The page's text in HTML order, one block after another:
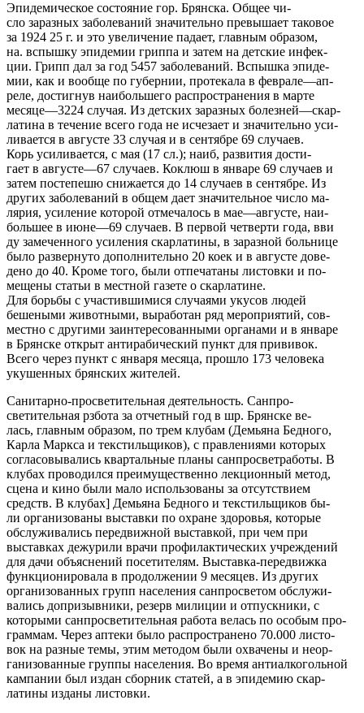
Эпидемическое состояние гор. Брянска. Общее чи-
сло заразных заболеваний значительно превышает таковое
за 1924 25 г. и это увеличение падает, главным образом,
на. вспышку эпидемии гриппа и затем на детские инфек-
ции. Грипп дал за год 5457 заболеваний. Вспышка эпиде-
мии, как и вообще по губернии, протекала в феврале—ап-
реле, достигнув наибольшего распространения в марте
месяце—3224 случая. Из детских заразных болезней—скар-
латина в течение всего года не исчезает и значительно уси-
ливается в августе 33 случая и в сентябре 69 случаев.
Корь усиливается, с мая (17 сл.); наиб, развития дости-
гает в августе—67 случаев. Коклюш в январе 69 случаев и
затем постепешю снижается до 14 случаев в сентябре. Из
других заболеваний в общем дает значительное число ма-
лярия, усиление которой отмечалось в мае—августе, наи-
большее в июне—69 случаев. В первой четверти года, вви
ду замеченного усиления скарлатины, в заразной больнице
было развернуто дополнительно 20 коек и в августе дове-
дено до 40. Кроме того, были отпечатаны листовки и по-
мещены статьи в местной газете о скарлатине.
Для борьбы с участившимися случаями укусов людей
бешеными животными, выработан ряд мероприятий, сов-
местно с другими заинтересованными органами и в январе
в Брянске открыт антирабический пункт для прививок.
Всего через пункт с января месяца, прошло 173 человека
укушенных брянских жителей.
Санитарно-просветительная деятельность. Санпро-
светительная рзбота за отчетный год в шр. Брянске ве-
лась, главным образом, по трем клубам (Демьяна Бедного,
Карла Маркса и текстильщиков), с правлениями которых
согласовывались квартальные планы санпросветработы. В
клубах проводился преимущественно лекционный метод,
сцена и кино были мало использованы за отсутствием
средств. В клубах] Демьяна Бедного и текстильщиков бы-
ли организованы выставки по охране здоровья, которые
обслуживались передвижной выставкой, при чем при
выставках дежурили врачи профилактических учреждений
для дачи объяснений посетителям. Выставка-передвижка
функционировала в продолжении 9 месяцев. Из других
организованных групп населения санпросветом обслужи-
вались допризывники, резерв милиции и отпускники, с
которыми санпросветительная работа велась по особым про-
граммам. Через аптеки было распространено 70.000 листо-
вок на разные темы, этим методом были охвачены и неор-
ганизованные группы населения. Во время антиалкогольной
кампании был издан сборник статей, а в эпидемию скар-
латины изданы листовки.